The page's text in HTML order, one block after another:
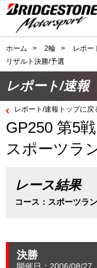
ホーム > 2輪 > レポー
リザルト決勝/予選
レポート/速報
レポート/速報トップに戻
GP250 第5戦
スポーツラ
レース結果
コース：スポーツラ
決勝